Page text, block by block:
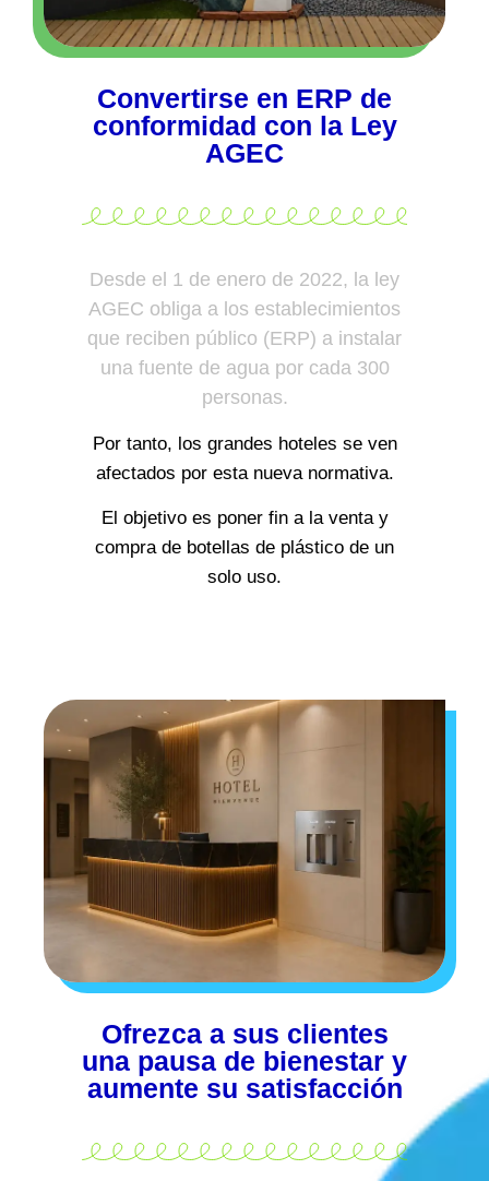
Convertirse en ERP de
conformidad con la Ley
AGEC
Desde el 1 de enero de 2022, la ley
AGEC obliga a los establecimientos
que reciben público (ERP) a instalar
una fuente de agua por cada 300
personas.
Por tanto, los grandes hoteles se ven
afectados por esta nueva normativa.
El objetivo es poner fin a la venta y
compra de botellas de plástico de un
solo uso.
Ofrezca a sus clientes
una pausa de bienestar y
aumente su satisfacción